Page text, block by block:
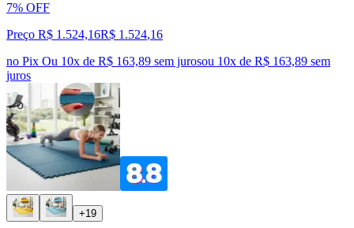
7% OFF
Preço R$ 1.524,16R$ 1.524,16
no Pix Ou 10x de R$ 163,89 sem jurosou 10x de R$ 163,89 sem
juros
+19